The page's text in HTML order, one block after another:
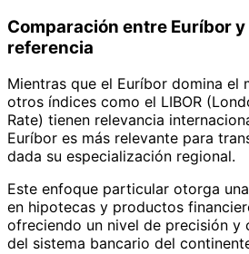
Comparación entre Euríbor
referencia
Mientras que el Euríbor domina el
otros índices como el LIBOR
Rate) tienen relevancia
Euríbor es más relevante para
dada su especialización regional.
Este enfoque particular otorga
en hipotecas y productos
ofreciendo un nivel de precisión y
del sistema bancario del